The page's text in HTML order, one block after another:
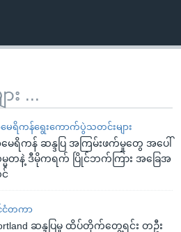
း ...
ေရိကန်ရွေးကောက်ပွဲသတင်းများ
ေရိကန် ဆန္ဒပြ အကြမ်းဖက်မှုတွေ အပေါ်
မတနဲ့ ဒီမိုကရက် ပြိုင်ဘက်ကြား အခြေအ
ငံတကာ
ဆန္ဒပြမှု ထိပ်တိုက်တွေ့ရင်း တဦး